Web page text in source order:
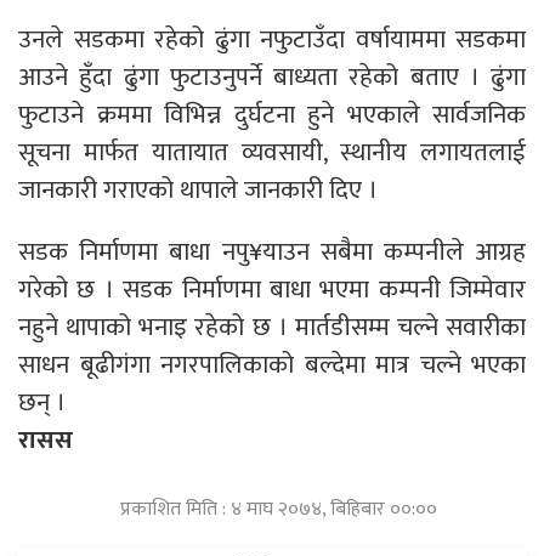
उनले सडकमा रहेको ढुंगा नफुटाउँदा वर्षायाममा सडकमा
आउने हुँदा ढुंगा फुटाउनुपर्ने बाध्यता रहेको बताए । ढुंगा
फुटाउने क्रममा विभिन्न दुर्घटना हुने भएकाले सार्वजनिक
सूचना मार्फत यातायात व्यवसायी, स्थानीय लगायतलाई
जानकारी गराएको थापाले जानकारी दिए ।
सडक निर्माणमा बाधा नपु¥याउन सबैमा कम्पनीले आग्रह
गरेको छ । सडक निर्माणमा बाधा भएमा कम्पनी जिम्मेवार
नहुने थापाको भनाइ रहेको छ । मार्तडीसम्म चल्ने सवारीका
साधन बूढीगंगा नगरपालिकाको बल्देमा मात्र चल्ने भएका
छन् ।
रासस
प्रकाशित मिति : ४ माघ २०७४, बिहिबार ००:००